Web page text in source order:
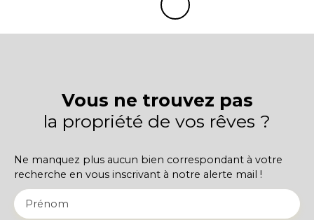
Vous ne trouvez pas
la propriété de vos rêves ?
Ne manquez plus aucun bien correspondant à votre
recherche en vous inscrivant à notre alerte mail !
Prénom